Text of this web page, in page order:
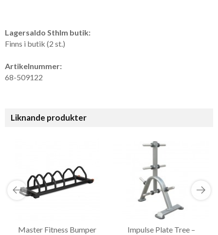
Lagersaldo Sthlm butik:
Finns i butik (2 st.)
Artikelnummer:
68-509122
Liknande produkter
Master Fitness Bumper
Impulse Plate Tree –